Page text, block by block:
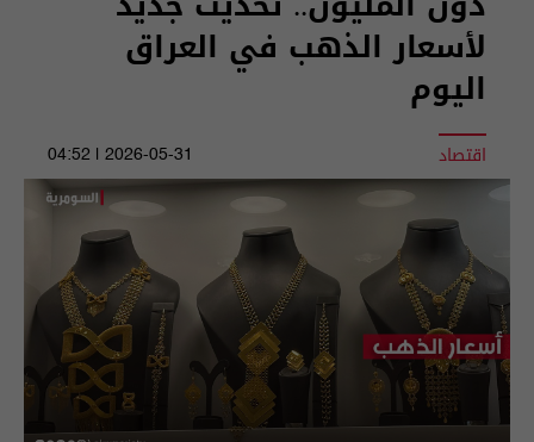
لأسعار الذهب في العراق
اليوم
اقتصاد 2026-05-31 | 04:52